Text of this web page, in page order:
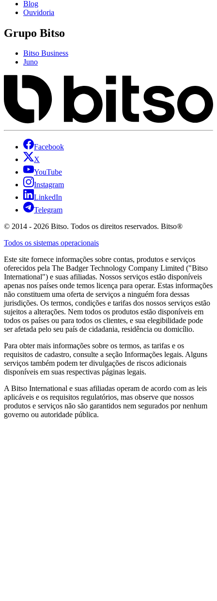
Blog
Ouvidoria
Grupo Bitso
Bitso Business
Juno
Facebook
X
YouTube
Instagram
LinkedIn
Telegram
© 2014 - 2026 Bitso. Todos os direitos reservados. Bitso®
Todos os sistemas operacionais
Este site fornece informações sobre contas, produtos e serviços
oferecidos pela The Badger Technology Company Limited ("Bitso
International") e suas afiliadas. Nossos serviços estão disponíveis
apenas nos países onde temos licença para operar. Estas informações
não constituem uma oferta de serviços a ninguém fora dessas
jurisdições. Os termos, condições e tarifas dos nossos serviços estão
sujeitos a alterações. Nem todos os produtos estão disponíveis em
todos os países ou para todos os clientes, e sua elegibilidade pode
ser afetada pelo seu país de cidadania, residência ou domicílio.
Para obter mais informações sobre os termos, as tarifas e os
requisitos de cadastro, consulte a seção Informações legais. Alguns
serviços também podem ter divulgações de riscos adicionais
disponíveis em suas respectivas páginas legais.
A Bitso International e suas afiliadas operam de acordo com as leis
aplicáveis e os requisitos regulatórios, mas observe que nossos
produtos e serviços não são garantidos nem segurados por nenhum
governo ou autoridade pública.